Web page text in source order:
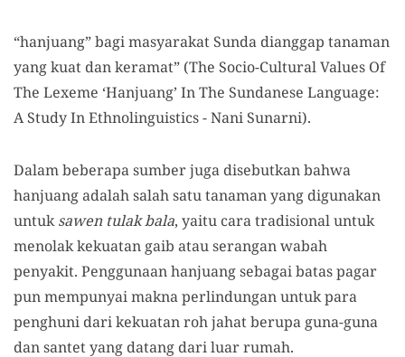
“hanjuang” bagi masyarakat Sunda dianggap tanaman
yang kuat dan keramat” (The Socio-Cultural Values Of
The Lexeme ‘Hanjuang’ In The Sundanese Language:
A Study In Ethnolinguistics - Nani Sunarni).
Dalam beberapa sumber juga disebutkan bahwa
hanjuang adalah salah satu tanaman yang digunakan
untuksawen tulak bala, yaitu cara tradisional untuk
menolak kekuatan gaib atau serangan wabah
penyakit. Penggunaan hanjuang sebagai batas pagar
pun mempunyai makna perlindungan untuk para
penghuni dari kekuatan roh jahat berupa guna-guna
dan santet yang datang dari luar rumah.